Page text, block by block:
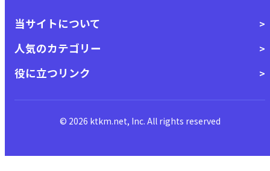
当サイトについて
人気のカテゴリー
役に立つリンク
© 2026 ktkm.net, Inc. All rights reserved